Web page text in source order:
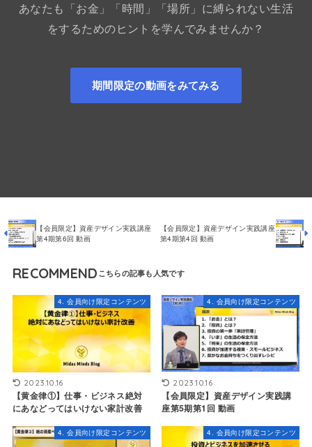
あなたも「お金」「時間」「場所」に縛られない生活
をするためのヒントを学んでみませんか？
期間限定の動画をみてみる
【会員限定】資産デザイン実践講座
第4期第6回 動画
【会員限定】資産デザイン実践講座
第4期第4回 動画
RECOMMEND
4. 会員向け限定コンテンツ
2023.10.16
【黄金律①】仕事・ビジネス 絶対
にあなどってはいけない家計改善
4. 会員向け限定コンテンツ
2023.10.16
【会員限定】資産デザイン実践講
座第5期第1回 動画
4. 会員向け限定コンテンツ 4. 会員向け限定コンテンツ